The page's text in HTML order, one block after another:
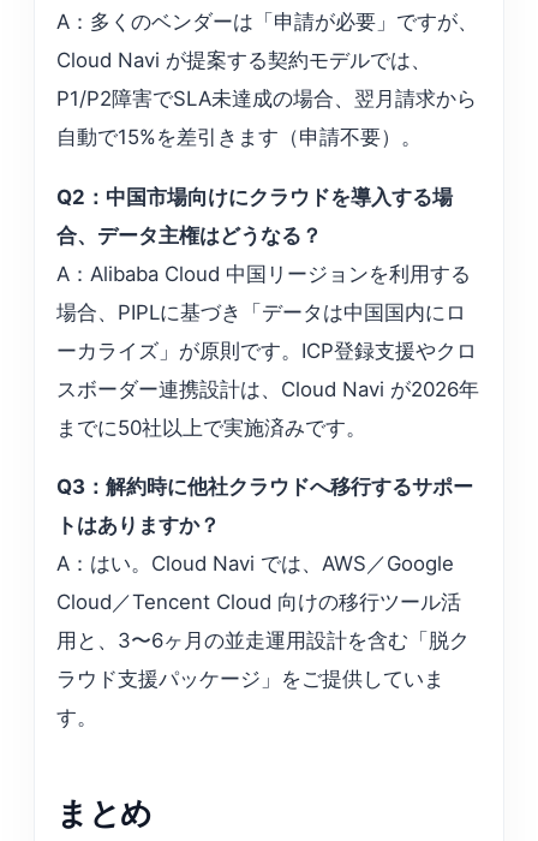
A：多くのベンダーは「申請が必要」ですが、
Cloud Navi が提案する契約モデルでは、
P1/P2障害でSLA未達成の場合、翌月請求から
自動で15%を差引きます（申請不要）。
Q2：中国市場向けにクラウドを導入する場
合、データ主権はどうなる？
A：Alibaba Cloud 中国リージョンを利用する
場合、PIPLに基づき「データは中国国内にロ
ーカライズ」が原則です。ICP登録支援やクロ
スボーダー連携設計は、Cloud Navi が2026年
までに50社以上で実施済みです。
Q3：解約時に他社クラウドへ移行するサポー
トはありますか？
A：はい。Cloud Navi では、AWS／Google
Cloud／Tencent Cloud 向けの移行ツール活
用と、3〜6ヶ月の並走運用設計を含む「脱ク
ラウド支援パッケージ」をご提供していま
す。
まとめ